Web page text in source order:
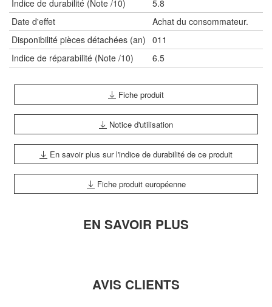
Indice de durabilité (Note /10)
5.8
Date d'effet
Achat du consommateur.
Disponibilité pièces détachées (an) 011
Indice de réparabilité (Note /10)
6.5
Fiche produit
Notice d'utilisation
En savoir plus sur l'indice de durabilité de ce produit
Fiche produit européenne
EN SAVOIR PLUS
AVIS CLIENTS